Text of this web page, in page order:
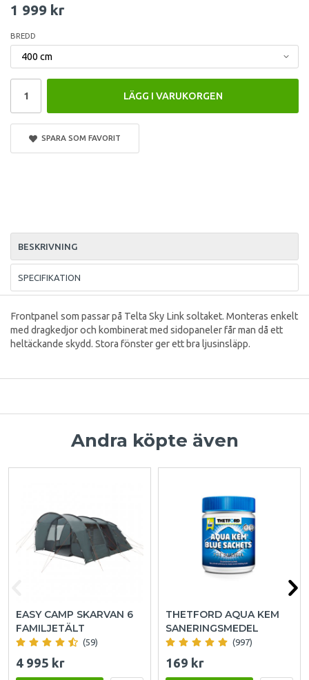
1 999 kr
BREDD
LÄGG I VARUKORGEN
SPARA SOM FAVORIT
BESKRIVNING
SPECIFIKATION
Frontpanel som passar på Telta Sky Link soltaket. Monteras enkelt
med dragkedjor och kombinerat med sidopaneler får man då ett
heltäckande skydd. Stora fönster ger ett bra ljusinsläpp.
Andra köpte även
EASY CAMP SKARVAN 6
FAMILJETÄLT
(59)
4 995 kr
THETFORD AQUA KEM
SANERINGSMEDEL
(997)
169 kr